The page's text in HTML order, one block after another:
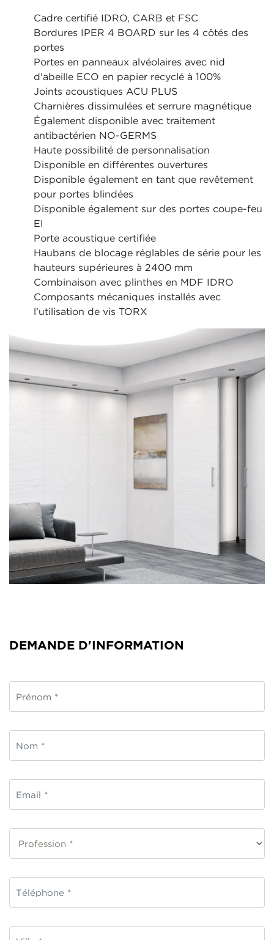
Cadre certifié IDRO, CARB et FSC
Bordures IPER 4 BOARD sur les 4 côtés des
portes
Portes en panneaux alvéolaires avec nid
d'abeille ECO en papier recyclé à 100%
Joints acoustiques ACU PLUS
Charnières dissimulées et serrure magnétique
Également disponible avec traitement
antibactérien NO-GERMS
Haute possibilité de personnalisation
Disponible en différentes ouvertures
Disponible également en tant que revêtement
pour portes blindées
Disponible également sur des portes coupe-feu
EI
Porte acoustique certifiée
Haubans de blocage réglables de série pour les
hauteurs supérieures à 2400 mm
Combinaison avec plinthes en MDF IDRO
Composants mécaniques installés avec
l'utilisation de vis TORX
DEMANDE D'INFORMATION